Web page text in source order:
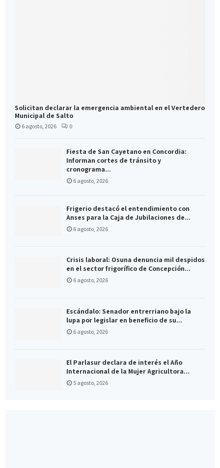
Solicitan declarar la emergencia ambiental en el Vertedero
Municipal de Salto
6 agosto, 2026 0
Fiesta de San Cayetano en Concordia:
Informan cortes de tránsito y
cronograma...
6 agosto, 2026
Frigerio destacó el entendimiento con
Anses para la Caja de Jubilaciones de...
6 agosto, 2026
Crisis laboral: Osuna denuncia mil despidos
en el sector frigorífico de Concepción...
6 agosto, 2026
Escándalo: Senador entrerriano bajo la
lupa por legislar en beneficio de su...
6 agosto, 2026
El Parlasur declara de interés el Año
Internacional de la Mujer Agricultora...
5 agosto, 2026